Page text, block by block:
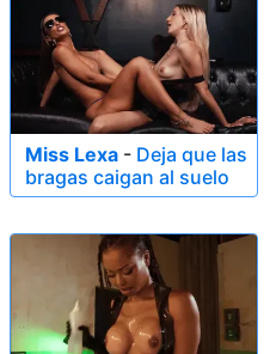
Miss Lexa - Deja que las
bragas caigan al suelo